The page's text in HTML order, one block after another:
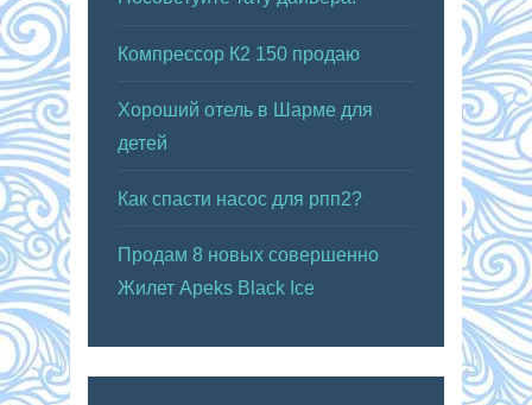
Компрессор К2 150 продаю
Хороший отель в Шарме для
детей
Как спасти насос для рпп2?
Продам 8 новых совершенно
Жилет Apeks Black Ice